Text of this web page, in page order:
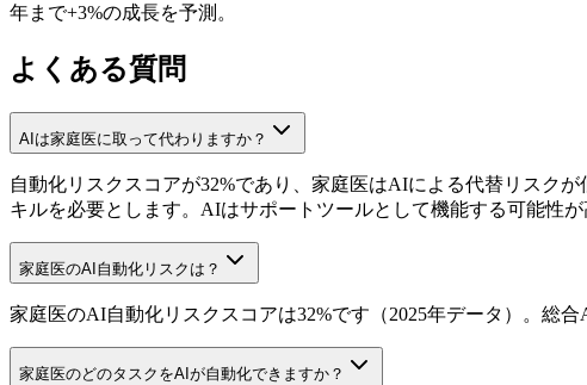
年まで+3%の成長を予測。
よくある質問
AIは家庭医に取って代わりますか？
自動化リスクスコアが32%であり、家庭医はAIによる代替リスク
キルを必要とします。AIはサポートツールとして機能する可能性が
家庭医のAI自動化リスクは？
家庭医のAI自動化リスクスコアは32%です（2025年データ）。総
家庭医のどのタスクをAIが自動化できますか？